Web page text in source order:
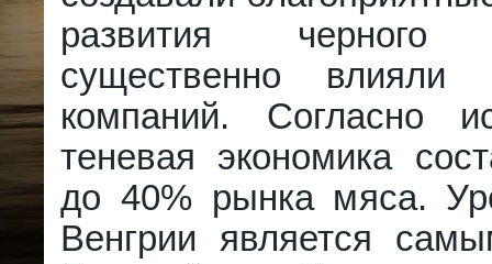
развития
существенно
компаний. Согласно
теневая экономика
до 40% рынка мяса.
Венгрии является